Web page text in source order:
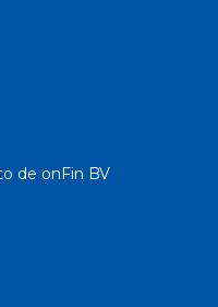
de onFin BV